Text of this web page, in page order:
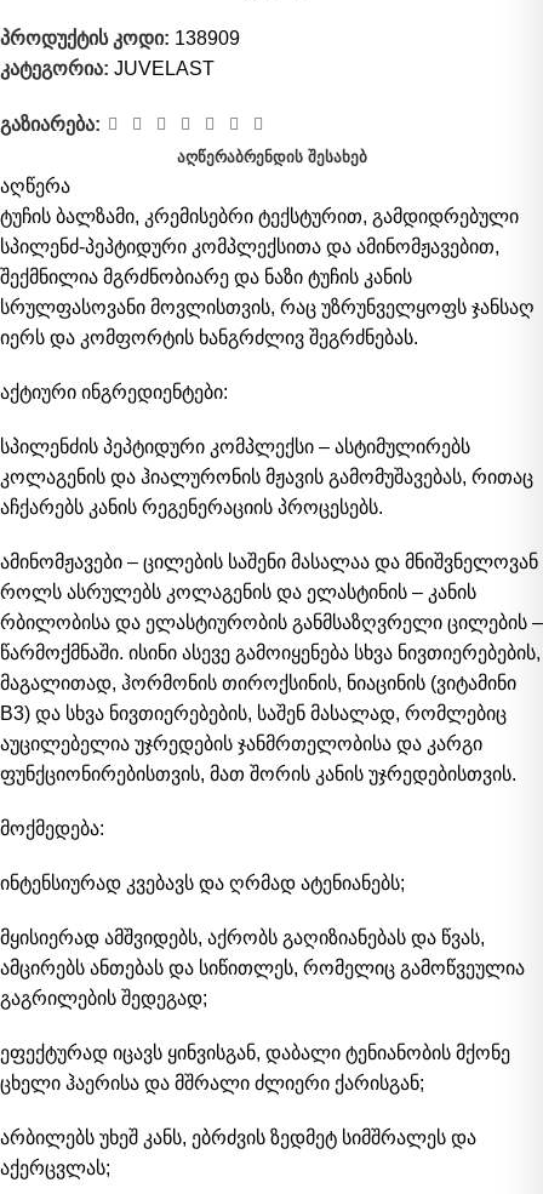
პროდუქტის კოდი: 138909
კატეგორია: JUVELAST
გაზიარება:
ᲐᲦᲬᲔᲠᲐᲑᲠᲔᲜᲓᲘᲡ ᲨᲔᲡᲐᲮᲔᲑ
აღწერა
ტუჩის ბალზამი, კრემისებრი ტექსტურით, გამდიდრებული
სპილენძ-პეპტიდური კომპლექსითა და ამინომჟავებით,
შექმნილია მგრძნობიარე და ნაზი ტუჩის კანის
სრულფასოვანი მოვლისთვის, რაც უზრუნველყოფს ჯანსაღ
იერს და კომფორტის ხანგრძლივ შეგრძნებას.
აქტიური ინგრედიენტები:
სპილენძის პეპტიდური კომპლექსი – ასტიმულირებს
კოლაგენის და ჰიალურონის მჟავის გამომუშავებას, რითაც
აჩქარებს კანის რეგენერაციის პროცესებს.
ამინომჟავები – ცილების საშენი მასალაა და მნიშვნელოვან
როლს ასრულებს კოლაგენის და ელასტინის – კანის
რბილობისა და ელასტიურობის განმსაზღვრელი ცილების –
წარმოქმნაში. ისინი ასევე გამოიყენება სხვა ნივთიერებების,
მაგალითად, ჰორმონის თიროქსინის, ნიაცინის (ვიტამინი
B3) და სხვა ნივთიერებების, საშენ მასალად, რომლებიც
აუცილებელია უჯრედების ჯანმრთელობისა და კარგი
ფუნქციონირებისთვის, მათ შორის კანის უჯრედებისთვის.
მოქმედება:
ინტენსიურად კვებავს და ღრმად ატენიანებს;
მყისიერად ამშვიდებს, აქრობს გაღიზიანებას და წვას,
ამცირებს ანთებას და სიწითლეს, რომელიც გამოწვეულია
გაგრილების შედეგად;
ეფექტურად იცავს ყინვისგან, დაბალი ტენიანობის მქონე
ცხელი ჰაერისა და მშრალი ძლიერი ქარისგან;
არბილებს უხეშ კანს, ებრძვის ზედმეტ სიმშრალეს და
აქერცვლას;